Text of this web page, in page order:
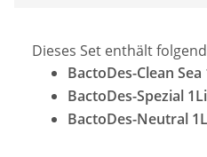
Dieses Set enthält
BactoDes-Clean
BactoDes-Spezial
BactoDes-Neutral